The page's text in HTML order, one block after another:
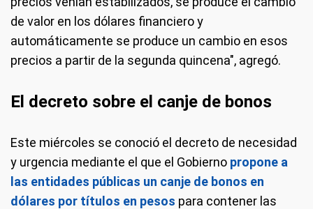
de valor en los dólares financiero y
automáticamente se produce un cambio en esos
precios a partir de la segunda quincena", agregó.
El decreto sobre el canje de bonos
Este miércoles se conoció el decreto de necesidad
y urgencia mediante el que el Gobierno propone a
las entidades públicas un canje de bonos en
dólares por títulos en pesos para contener las